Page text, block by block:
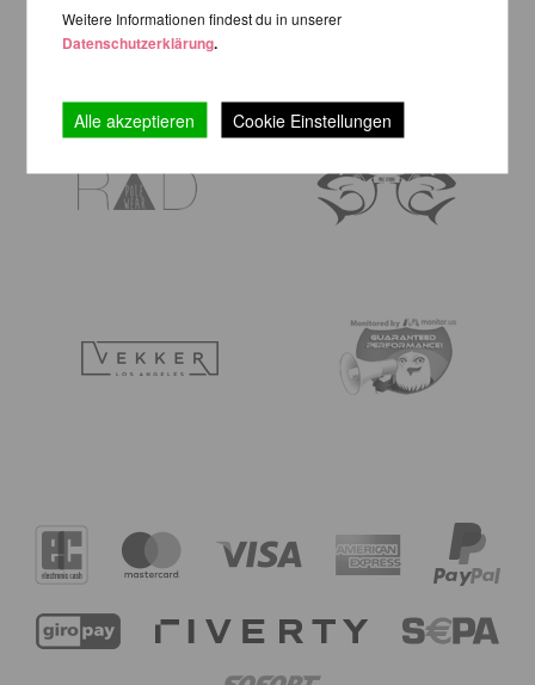
Weitere Informationen findest du in unserer
Datenschutzerklärung.
Alle akzeptieren Cookie Einstellungen